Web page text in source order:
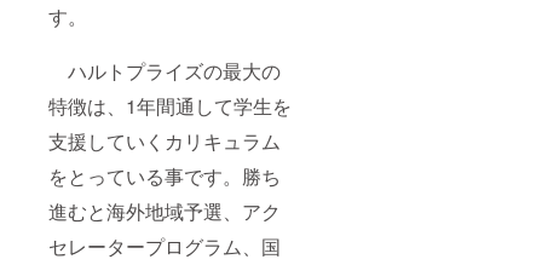
す。
ハルトプライズの最大の
特徴は、1年間通して学生を
支援していくカリキュラム
をとっている事です。勝ち
進むと海外地域予選、アク
セレータープログラム、国